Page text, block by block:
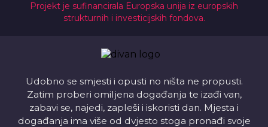
Projekt je sufinancirala Europska unija iz europskih
strukturnih i investicijskih fondova.
Udobno se smjesti i opusti no ništa ne propusti.
Zatim proberi omiljena događanja te izađi van,
zabavi se, najedi, zapleši i iskoristi dan. Mjesta i
događanja ima više od dvjesto stoga pronađi svoje